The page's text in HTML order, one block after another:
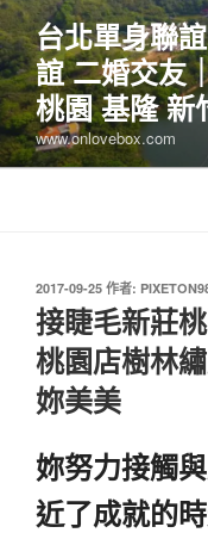
跳
至
主
要
內
容
台北單身聯
誼 二婚交友
桃園 基隆 新
www.onlovebox.com
發
佈
於
2017-09-25 作者:
接睫毛新莊
桃園店樹林
妳美美
妳努力接觸
近了成就的